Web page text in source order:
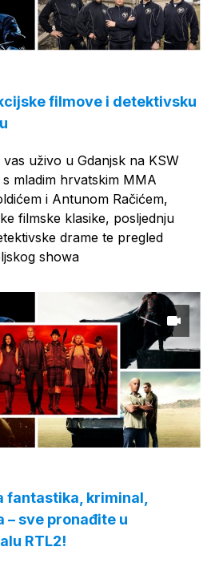
filmove i detektivsku
uživo u Gdanjsk na KSW
mladim hrvatskim MMA
i Antunom Račićem,
filmske klasike, posljednju
drame te pregled
showa
fantastika, kriminal,
– sve pronađite u
RTL2!